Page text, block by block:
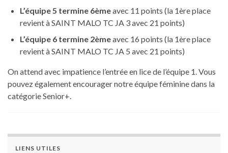
L’équipe 5 termine 6èmeavec 11 points (la 1ère place
revient à SAINT MALO TC JA 3 avec 21 points)
L’équipe 6 termine 2èmeavec 16 points (la 1ère place
revient à SAINT MALO TC JA 5 avec 21 points)
On attend avec impatience l’entrée en lice de l’équipe 1. Vous
pouvez également encourager notre équipe féminine dans la
catégorie Senior+.
LIENS UTILES